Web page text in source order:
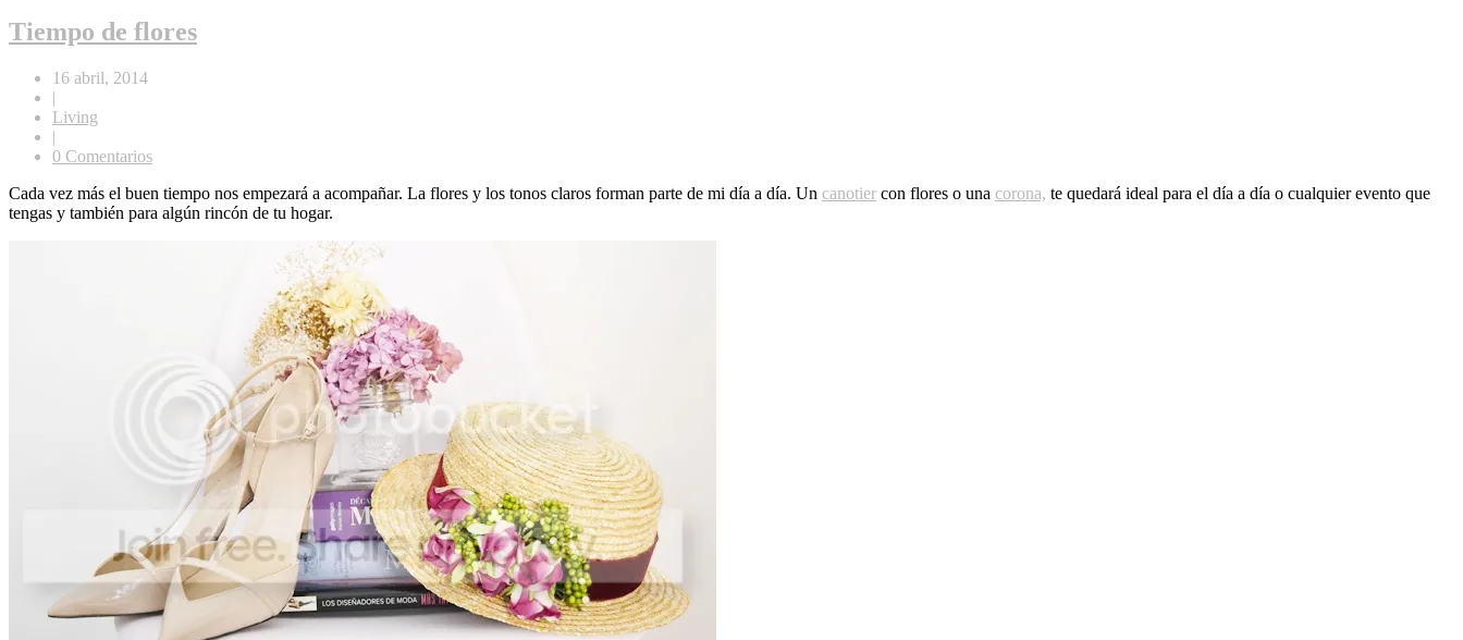
Tiempo de flores
16 abril, 2014
|
Living
|
0 Comentarios
Cada vez más el buen tiempo nos empezará a acompañar. La flores y los tonos claros forman parte de mi día a día. Un canotier con flores o una corona, te quedará ideal para el día a día o cualquier evento que
tengas y también para algún rincón de tu hogar.